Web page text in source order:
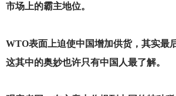
市场上的霸主地位。
WTO表面上迫使中国增加供货，其实最
这其中的奥妙也许只有中国人最了解。